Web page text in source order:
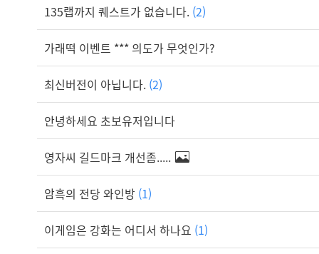
135랩까지 퀘스트가 없습니다. (2)
가래떡 이벤트 *** 의도가 무엇인가?
최신버전이 아닙니다. (2)
안녕하세요 초보유저입니다
영자씨 길드마크 개선좀.....
암흑의 전당 와인방 (1)
이게임은 강화는 어디서 하나요 (1)